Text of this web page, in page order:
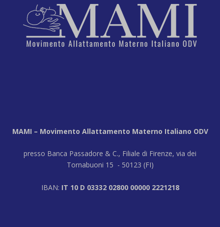
MAMI – Movimento Allattamento Materno Italiano ODV
presso Banca Passadore & C., Filiale di Firenze, via dei
Tornabuoni 15 - 50123 (FI)
IBAN: IT 10 D 03332 02800 00000 2221218